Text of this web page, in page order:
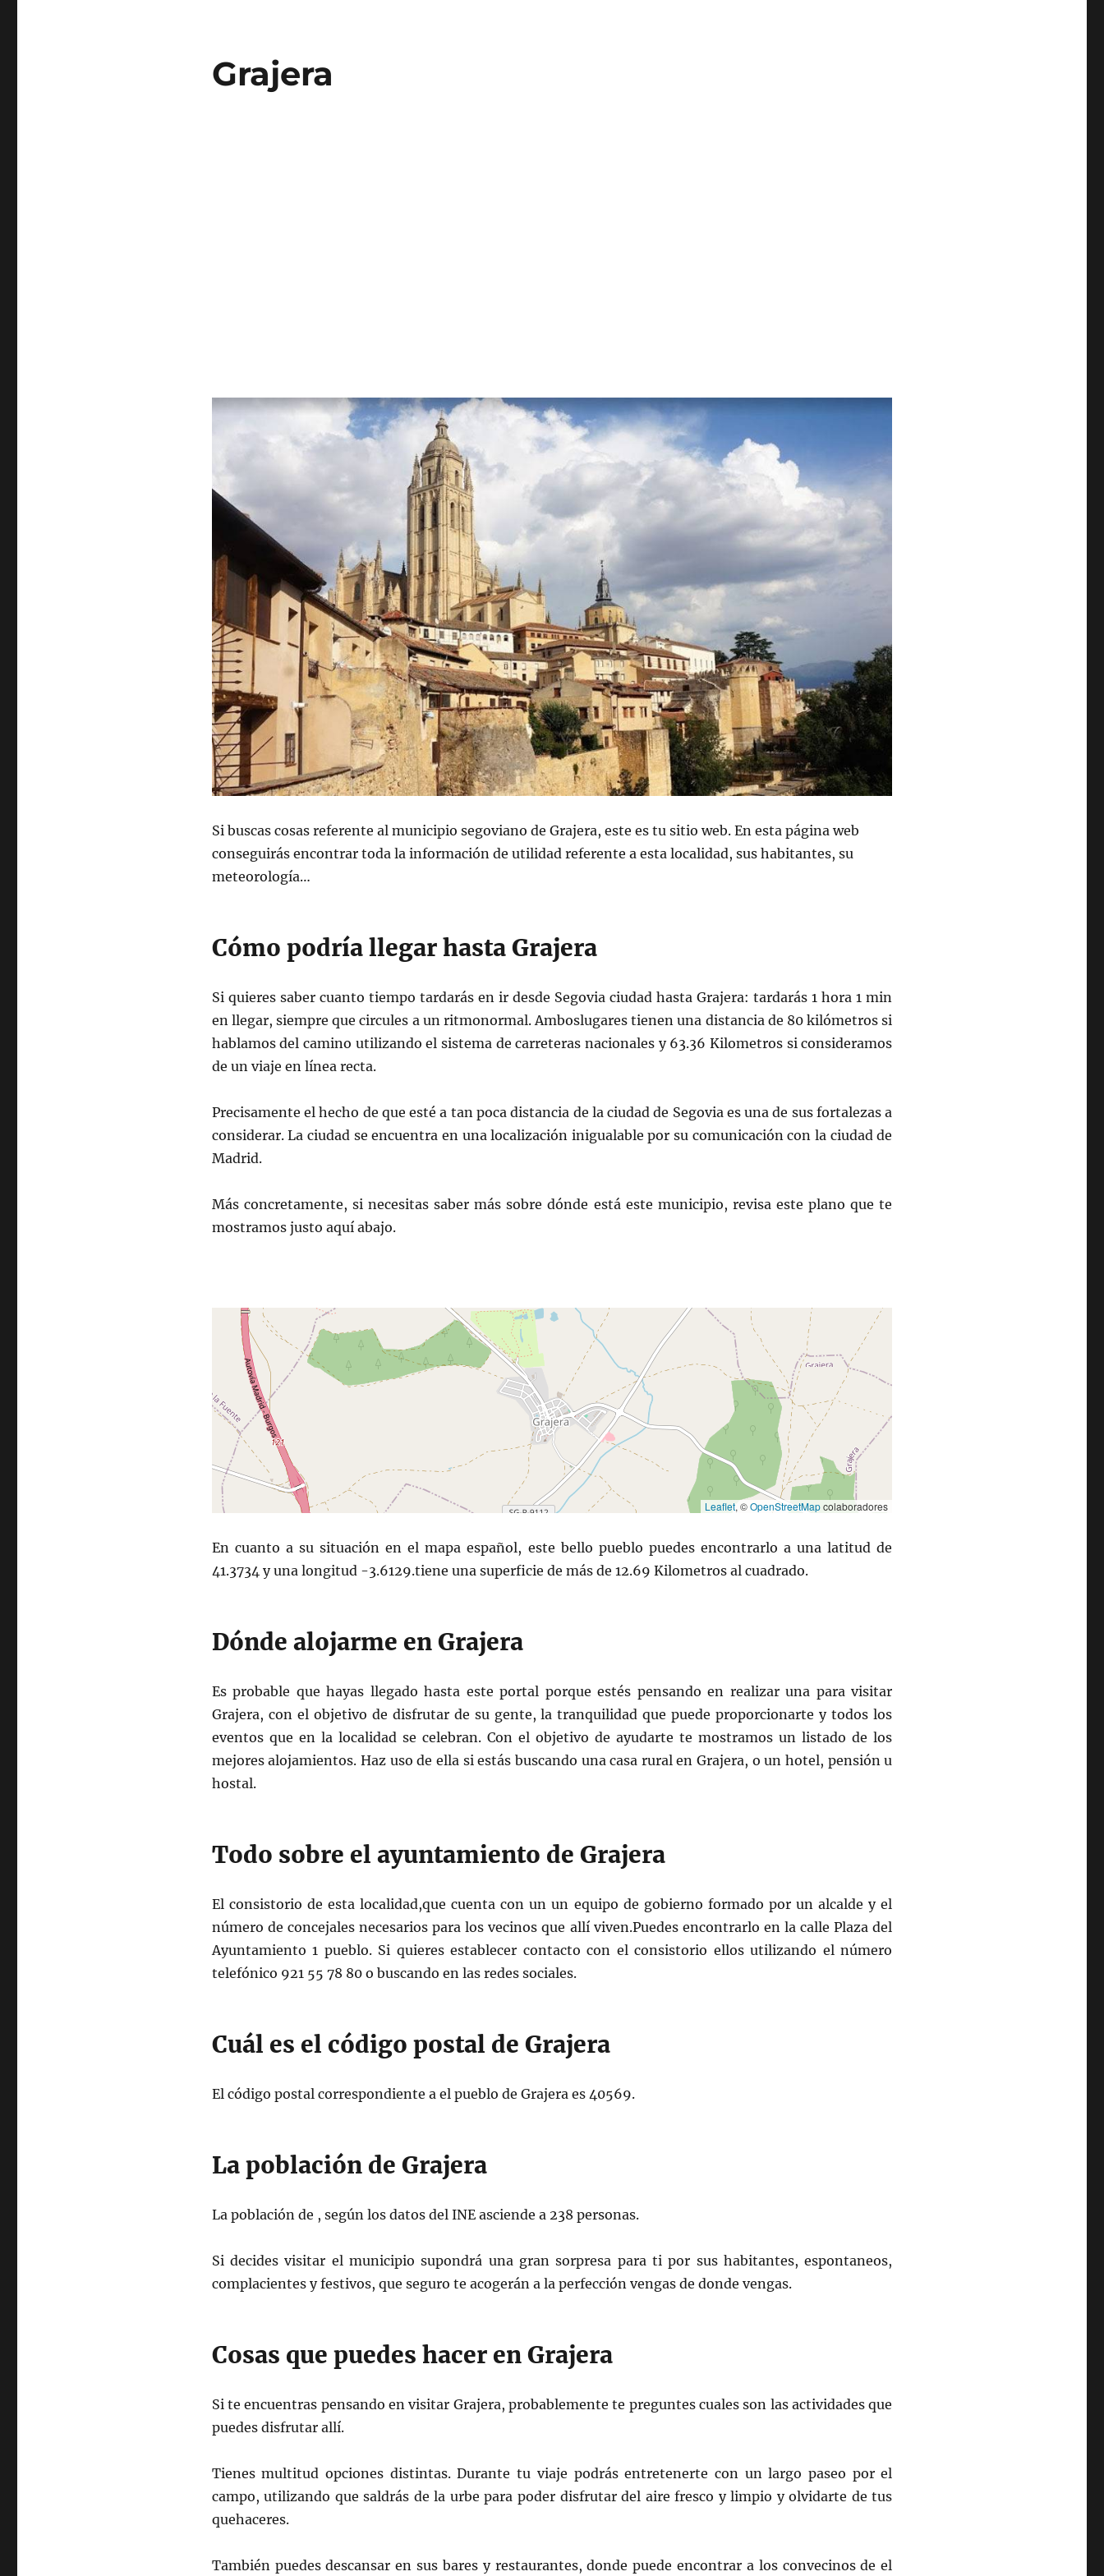
Grajera
Si buscas cosas referente al municipio segoviano de Grajera, este es tu sitio web. En esta página web
conseguirás encontrar toda la información de utilidad referente a esta localidad, sus habitantes, su
meteorología…
Cómo podría llegar hasta Grajera
Si quieres saber cuanto tiempo tardarás en ir desde Segovia ciudad hasta Grajera: tardarás 1 hora 1 min
en llegar, siempre que circules a un ritmonormal. Amboslugares tienen una distancia de 80 kilómetros si
hablamos del camino utilizando el sistema de carreteras nacionales y 63.36 Kilometros si consideramos
de un viaje en línea recta.
Precisamente el hecho de que esté a tan poca distancia de la ciudad de Segovia es una de sus fortalezas a
considerar. La ciudad se encuentra en una localización inigualable por su comunicación con la ciudad de
Madrid.
Más concretamente, si necesitas saber más sobre dónde está este municipio, revisa este plano que te
mostramos justo aquí abajo.
Leaflet, ©OpenStreetMapcolaboradores
En cuanto a su situación en el mapa español, este bello pueblo puedes encontrarlo a una latitud de
41.3734 y una longitud -3.6129.tiene una superficie de más de 12.69 Kilometros al cuadrado.
Dónde alojarme en Grajera
Es probable que hayas llegado hasta este portal porque estés pensando en realizar una para visitar
Grajera, con el objetivo de disfrutar de su gente, la tranquilidad que puede proporcionarte y todos los
eventos que en la localidad se celebran. Con el objetivo de ayudarte te mostramos un listado de los
mejores alojamientos. Haz uso de ella si estás buscando una casa rural en Grajera, o un hotel, pensión u
hostal.
Todo sobre el ayuntamiento de Grajera
El consistorio de esta localidad,que cuenta con un un equipo de gobierno formado por un alcalde y el
número de concejales necesarios para los vecinos que allí viven.Puedes encontrarlo en la calle Plaza del
Ayuntamiento 1 pueblo. Si quieres establecer contacto con el consistorio ellos utilizando el número
telefónico 921 55 78 80 o buscando en las redes sociales.
Cuál es el código postal de Grajera
El código postal correspondiente a el pueblo de Grajera es 40569.
La población de Grajera
La población de , según los datos del INE asciende a 238 personas.
Si decides visitar el municipio supondrá una gran sorpresa para ti por sus habitantes, espontaneos,
complacientes y festivos, que seguro te acogerán a la perfección vengas de donde vengas.
Cosas que puedes hacer en Grajera
Si te encuentras pensando en visitar Grajera, probablemente te preguntes cuales son las actividades que
puedes disfrutar allí.
Tienes multitud opciones distintas. Durante tu viaje podrás entretenerte con un largo paseo por el
campo, utilizando que saldrás de la urbe para poder disfrutar del aire fresco y limpio y olvidarte de tus
quehaceres.
También puedes descansar en sus bares y restaurantes, donde puede encontrar a los convecinos de el